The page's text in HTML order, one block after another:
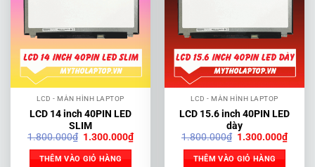
LCD - MÀN HÌNH LAPTOP
LCD 14 inch 40PIN LED
SLIM
1.800.000₫ Giá
là:
1.800.000₫.
1.300.000₫Giá
hiện
THÊM VÀO GIỎ HÀNG
LCD - MÀN HÌNH LAPTOP
LCD 15.6 inch 40PIN LED
dày
1.800.000₫ Giá
là:
1.800.000₫.
1.300.000₫Giá
hiện
THÊM VÀO GIỎ HÀNG